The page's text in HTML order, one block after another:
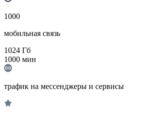
1000
мобильная связь
1024 Гб
1000 мин
трафик на мессенджеры и сервисы